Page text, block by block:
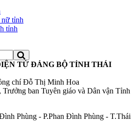
tỉnh
tỉnh
TỬ ĐẢNG BỘ TỈNH THÁI
chí Đỗ Thị Minh Hoa
ban Tuyên giáo và Dân vận Tỉnh
Phùng - P.Phan Đình Phùng - T.Thái